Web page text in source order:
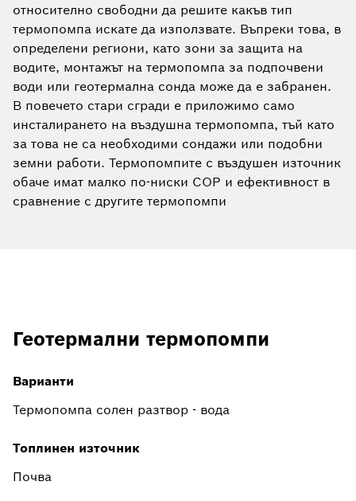
относително свободни да решите какъв тип
термопомпа искате да използвате. Въпреки това, в
определени региони, като зони за защита на
водите, монтажът на термопомпа за подпочвени
води или геотермална сонда може да е забранен.
В повечето стари сгради е приложимо само
инсталирането на въздушна термопомпа, тъй като
за това не са необходими сондажи или подобни
земни работи. Термопомпите с въздушен източник
обаче имат малко по-ниски COP и ефективност в
сравнение с другите термопомпи
Геотермални термопомпи
Варианти
Термопомпа солен разтвор - вода
Топлинен източник
Почва